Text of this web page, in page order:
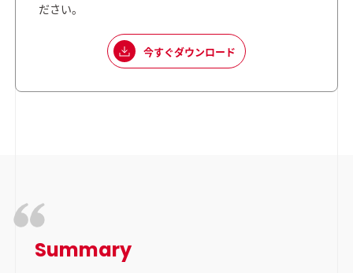
ださい。
今すぐダウンロード
Summary